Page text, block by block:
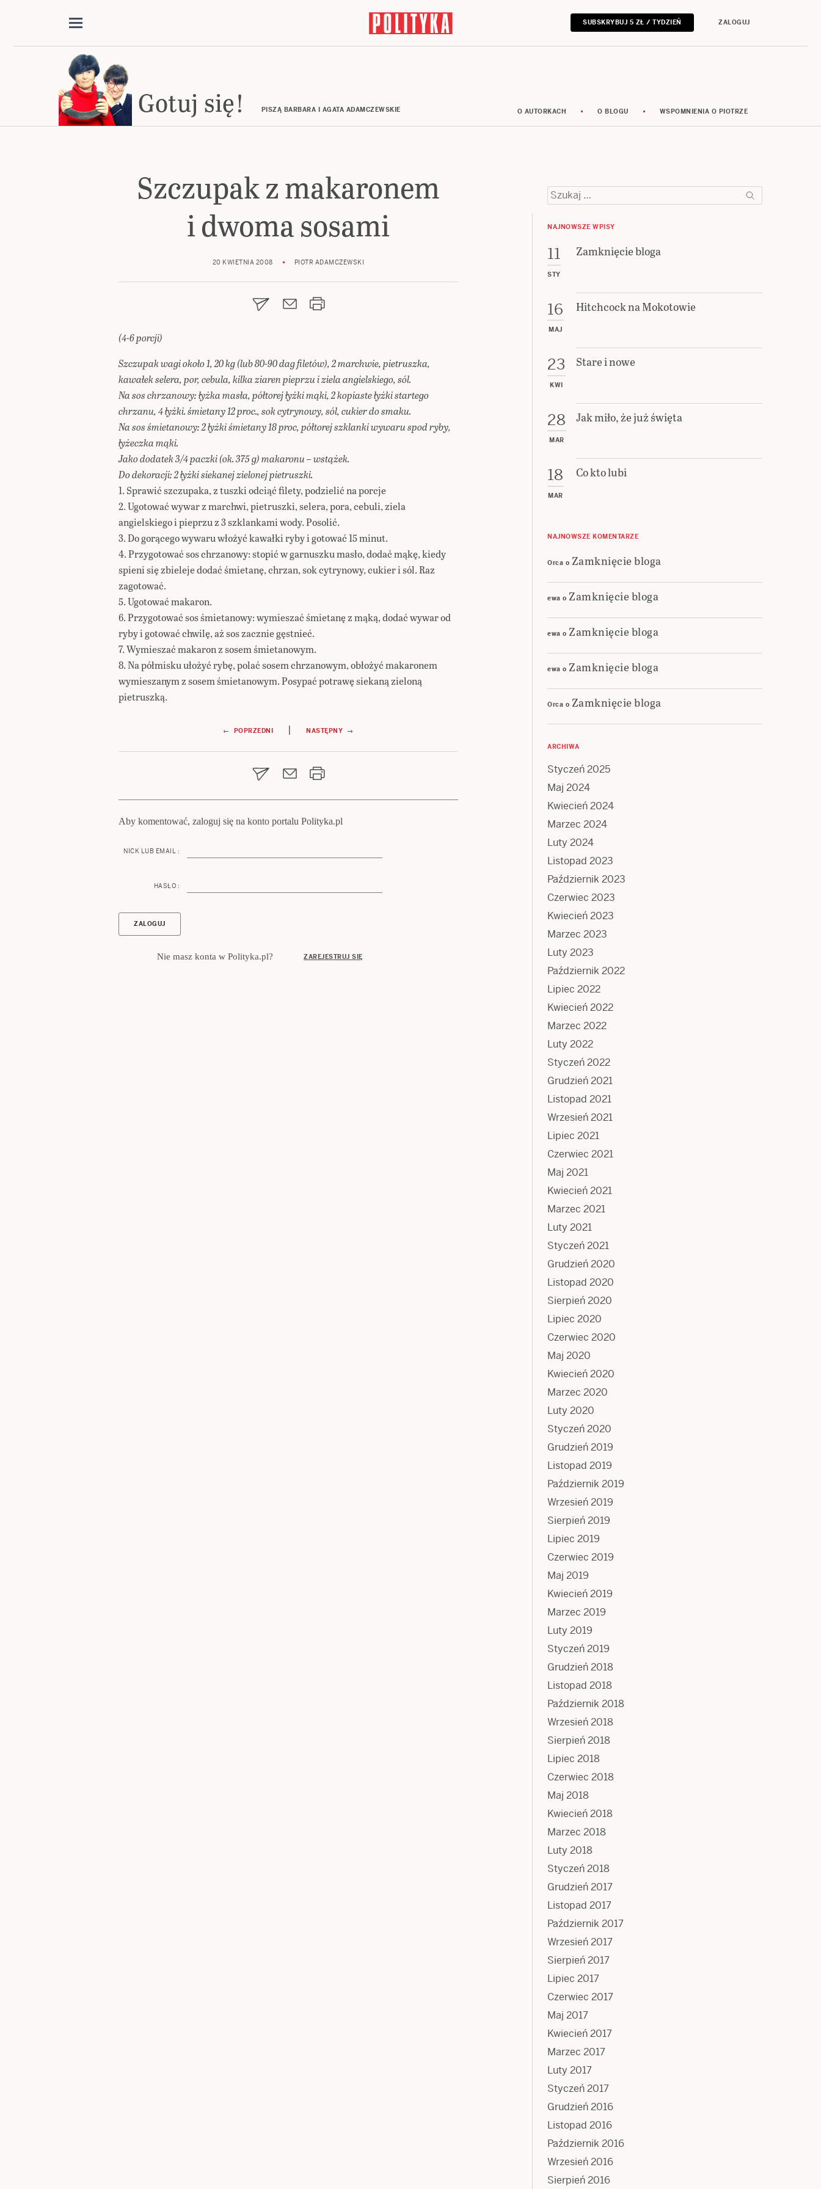
SUBSKRYBUJ 5 ZŁ / TYDZIEŃ ZALOGUJ
Gotuj się! PISZĄ BARBARA I AGATA ADAMCZEWSKIE O AUTORKACH O BLOGU WSPOMNIENIA O PIOTRZE
Szczupak z makaronem
i dwoma sosami
20 KWIETNIA 2008 PIOTR ADAMCZEWSKI
(4-6 porcji)
Szczupak wagi około 1, 20 kg (lub 80-90 dag filetów), 2 marchwie, pietruszka,
kawałek selera, por, cebula, kilka ziaren pieprzu i ziela angielskiego, sól.
Na sos chrzanowy: łyżka masła, półtorej łyżki mąki, 2 kopiaste łyżki startego
chrzanu, 4 łyżki. śmietany 12 proc., sok cytrynowy, sól, cukier do smaku.
Na sos śmietanowy: 2 łyżki śmietany 18 proc, półtorej szklanki wywaru spod ryby,
łyżeczka mąki.
Jako dodatek 3/4 paczki (ok. 375 g) makaronu – wstążek.
Do dekoracji: 2 łyżki siekanej zielonej pietruszki.
1. Sprawić szczupaka, z tuszki odciąć filety, podzielić na porcje
2. Ugotować wywar z marchwi, pietruszki, selera, pora, cebuli, ziela
angielskiego i pieprzu z 3 szklankami wody. Posolić.
3. Do gorącego wywaru włożyć kawałki ryby i gotować 15 minut.
4. Przygotować sos chrzanowy: stopić w garnuszku masło, dodać mąkę, kiedy
spieni się zbieleje dodać śmietanę, chrzan, sok cytrynowy, cukier i sól. Raz
zagotować.
5. Ugotować makaron.
6. Przygotować sos śmietanowy: wymieszać śmietanę z mąką, dodać wywar od
ryby i gotować chwilę, aż sos zacznie gęstnieć.
7. Wymieszać makaron z sosem śmietanowym.
8. Na półmisku ułożyć rybę, polać sosem chrzanowym, obłożyć makaronem
wymieszanym z sosem śmietanowym. Posypać potrawę siekaną zieloną
pietruszką.
wpisu
← POPRZEDNI | NASTĘPNY →
Aby komentować, zaloguj się na konto portalu Polityka.pl
NICK LUB EMAIL :
HASŁO :
Nie masz konta w Polityka.pl? ZAREJESTRUJ SIĘ
Szukaj:
NAJNOWSZE WPISY
11
STY
Zamknięcie bloga
16
MAJ
Hitchcock na Mokotowie
23
KWI
Stare i nowe
28
MAR
Jak miło, że już święta
18
MAR
Co kto lubi
NAJNOWSZE KOMENTARZE
Orca o Zamknięcie bloga
ewa o Zamknięcie bloga
ewa o Zamknięcie bloga
ewa o Zamknięcie bloga
Orca o Zamknięcie bloga
ARCHIWA
Styczeń 2025
Maj 2024
Kwiecień 2024
Marzec 2024
Luty 2024
Listopad 2023
Październik 2023
Czerwiec 2023
Kwiecień 2023
Marzec 2023
Luty 2023
Październik 2022
Lipiec 2022
Kwiecień 2022
Marzec 2022
Luty 2022
Styczeń 2022
Grudzień 2021
Listopad 2021
Wrzesień 2021
Lipiec 2021
Czerwiec 2021
Maj 2021
Kwiecień 2021
Marzec 2021
Luty 2021
Styczeń 2021
Grudzień 2020
Listopad 2020
Sierpień 2020
Lipiec 2020
Czerwiec 2020
Maj 2020
Kwiecień 2020
Marzec 2020
Luty 2020
Styczeń 2020
Grudzień 2019
Listopad 2019
Październik 2019
Wrzesień 2019
Sierpień 2019
Lipiec 2019
Czerwiec 2019
Maj 2019
Kwiecień 2019
Marzec 2019
Luty 2019
Styczeń 2019
Grudzień 2018
Listopad 2018
Październik 2018
Wrzesień 2018
Sierpień 2018
Lipiec 2018
Czerwiec 2018
Maj 2018
Kwiecień 2018
Marzec 2018
Luty 2018
Styczeń 2018
Grudzień 2017
Listopad 2017
Październik 2017
Wrzesień 2017
Sierpień 2017
Lipiec 2017
Czerwiec 2017
Maj 2017
Kwiecień 2017
Marzec 2017
Luty 2017
Styczeń 2017
Grudzień 2016
Listopad 2016
Październik 2016
Wrzesień 2016
Sierpień 2016